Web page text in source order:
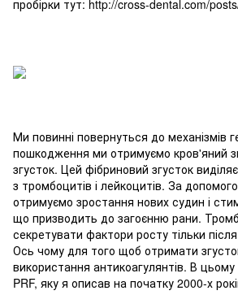
пробірки тут: http://cross-dental.com/
Ми повинні повернуться до механізмів
пошкодження ми отримуємо кров'яний
згусток. Цей фібриновий згусток
з тромбоцитів і лейкоцитів. За
отримуємо зростання нових судин і
що призводить до загоєнню рани.
секретувати фактори росту тільки
Ось чому для того щоб отримати
використання антикоагулянтів. В цьому
PRF, яку я описав на початку 2000-х